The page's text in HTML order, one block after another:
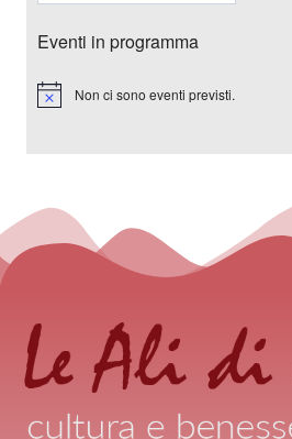
Eventi in programma
Notice Non ci sono eventi previsti.